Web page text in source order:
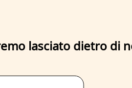
lasciato dietro di